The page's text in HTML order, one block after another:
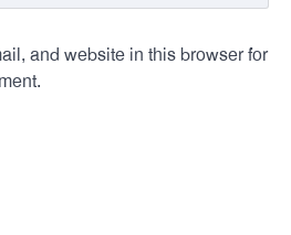
and website in this browser for